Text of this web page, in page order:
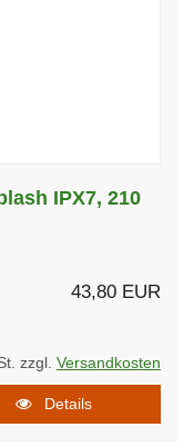
IPX7, 210
43,80 EUR
zzgl. Versandkosten
Details